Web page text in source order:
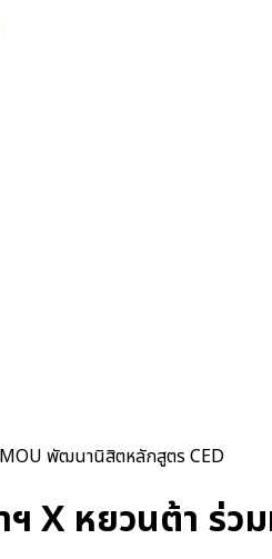
พัฒนานิสิตหลักสูตร CED
ฯ X หยวนต้า ร่